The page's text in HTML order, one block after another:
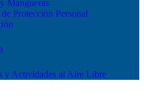
Mangueras
Protección Personal
y Actividades al Aire Libre